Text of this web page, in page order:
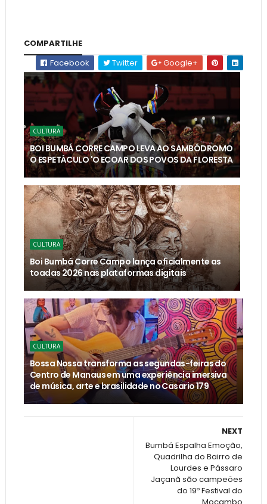
COMPARTILHE
Facebook
Twitter Google+
CULTURA
BOI BUMBÁ CORRE CAMPO LEVA AO SAMBÓDROMO
O ESPETÁCULO 'O ECOAR DOS POVOS DA FLORESTA
CULTURA
Boi Bumbá Corre Campo lança oficialmente as
toadas 2026 nas plataformas digitais
CULTURA
Bossa Nossa transforma as segundas-feiras do
Centro de Manaus em uma experiência imersiva
de música, arte e brasilidade no Casario 179
NEXT
Bumbá Espalha Emoção,
Quadrilha do Bairro de
Lourdes e Pássaro
Jaçanã são campeões
do 19º Festival do